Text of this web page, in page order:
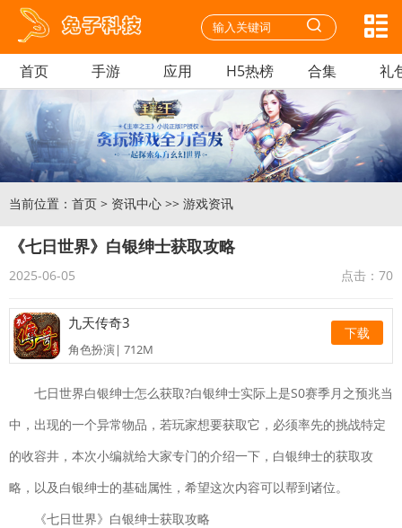
首页 手游 应用 H5热榜 合集 礼
当前位置： 首页 > 资讯中心 >> 游戏资讯
《七日世界》白银绅士获取攻略
2025-06-05 点击： 70
下载
九天传奇3
角色扮演| 712M
下载
飞行射击| 924.9M
城池攻坚战
策略塔防| 976M
元气骑士
七日世界白银绅士怎么获取?白银绅士实际上是S0赛季月之预兆当
中，出现的一个异常物品，若玩家想要获取它，必须率先的挑战特定
的收容井，本次小编就给大家专门的介绍一下，白银绅士的获取攻
略，以及白银绅士的基础属性，希望这次内容可以帮到诸位。
《七日世界》白银绅士获取攻略